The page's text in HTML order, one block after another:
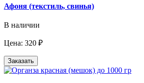
Афоня (текстиль, свинья)
В наличии
Цена: 320 ₽
Заказать